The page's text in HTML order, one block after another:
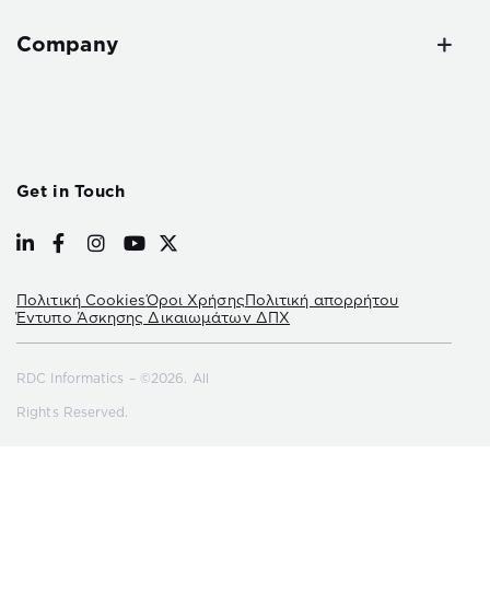
Company
Get in Touch
Πολιτική CookiesΌροι ΧρήσηςΠολιτική απορρήτου
Έντυπο Άσκησης Δικαιωμάτων ΔΠΧ
RDC Informatics – ©2026. All
Rights Reserved.